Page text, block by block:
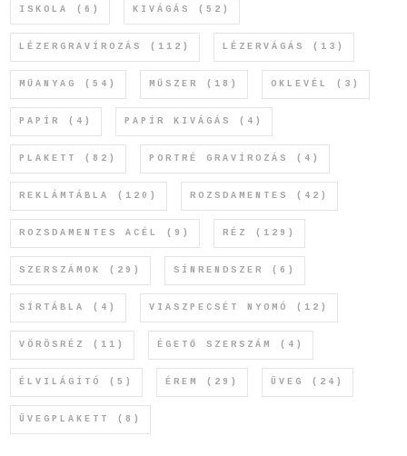
ISKOLA (6) KIVÁGÁS (52)
LÉZERGRAVÍROZÁS (112) LÉZERVÁGÁS (13)
MŰANYAG (54) MŰSZER (18) OKLEVÉL (3)
PAPÍR (4) PAPÍR KIVÁGÁS (4)
PLAKETT (82) PORTRÉ GRAVÍROZÁS (4)
REKLÁMTÁBLA (120) ROZSDAMENTES (42)
ROZSDAMENTES ACÉL (9) RÉZ (129)
SZERSZÁMOK (29) SÍNRENDSZER (6)
SÍRTÁBLA (4) VIASZPECSÉT NYOMÓ (12)
VÖRÖSRÉZ (11) ÉGETŐ SZERSZÁM (4)
ÉLVILÁGÍTÓ (5) ÉREM (29) ÜVEG (24)
ÜVEGPLAKETT (8)